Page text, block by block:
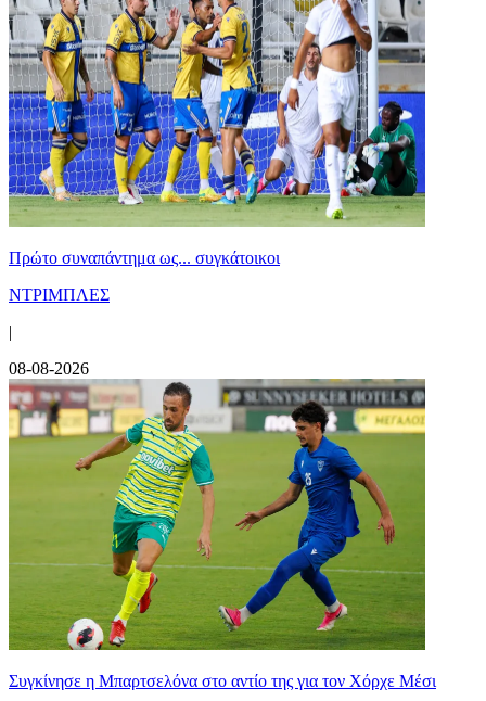
Πρώτο συναπάντημα ως... συγκάτοικοι
ΝΤΡΙΜΠΛΕΣ
|
08-08-2026
Συγκίνησε η Μπαρτσελόνα στο αντίο της για τον Χόρχε Μέσι